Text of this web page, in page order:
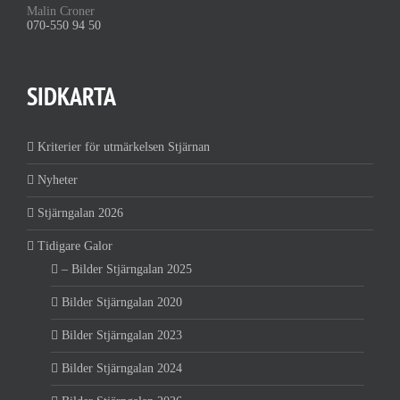
Malin Croner
070-550 94 50
SIDKARTA
Kriterier för utmärkelsen Stjärnan
Nyheter
Stjärngalan 2026
Tidigare Galor
– Bilder Stjärngalan 2025
Bilder Stjärngalan 2020
Bilder Stjärngalan 2023
Bilder Stjärngalan 2024